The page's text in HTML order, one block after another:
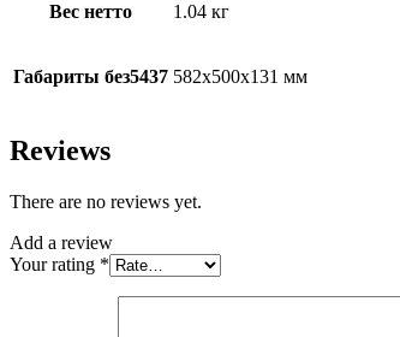
Вес нетто 1.04 кг
Габариты без5437 582х500х131 мм
Reviews
There are no reviews yet.
Add a review
Your rating *